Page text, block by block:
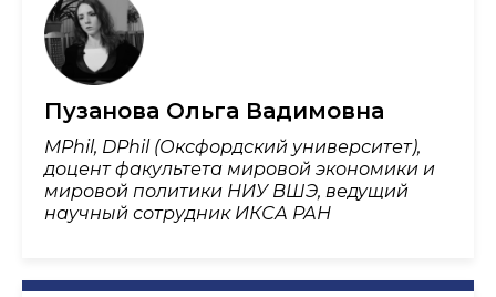
Пузанова Ольга Вадимовна
MPhil, DPhil (Оксфордский университет),
доцент факультета мировой экономики и
мировой политики НИУ ВШЭ, ведущий
научный сотрудник ИКСА РАН